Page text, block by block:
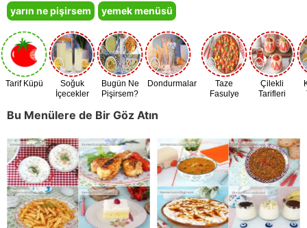
yarın ne pişirsem
yemek menüsü
Tarif Küpü
Soğuk
İçecekler
Bugün Ne
Pişirsem?
Dondurmalar
Taze
Fasulye
Çilekli
Tarifleri
Bu Menülere de Bir Göz Atın